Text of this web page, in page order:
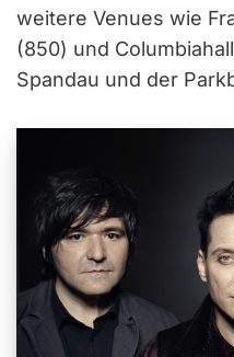
weitere Venues wie
(850) und
Spandau und der